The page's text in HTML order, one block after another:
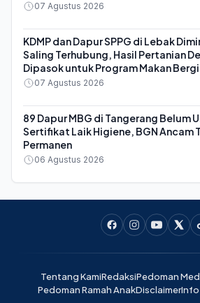
07 Agustus 2026
KDMP dan Dapur SPPG di Lebak
Saling Terhubung, Hasil Pertanian
Dipasok untuk Program Makan
07 Agustus 2026
89 Dapur MBG di Tangerang Belum
Sertifikat Laik Higiene, BGN Ancam
Permanen
06 Agustus 2026
Tentang KamiRedaksiPedoman
Pedoman Ramah AnakDisclaimerInfo